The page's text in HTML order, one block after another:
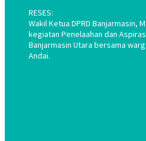
RESES:
Wakil Ketua DPRD Banjarmasin,
kegiatan Penelaahan dan
Banjarmasin Utara bersama
Andai.